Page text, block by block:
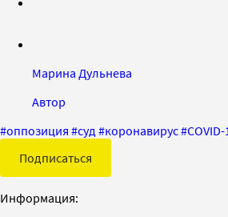
Марина Дульнева
Автор
#оппозиция #суд #коронавирус#
Подписаться
Информация: